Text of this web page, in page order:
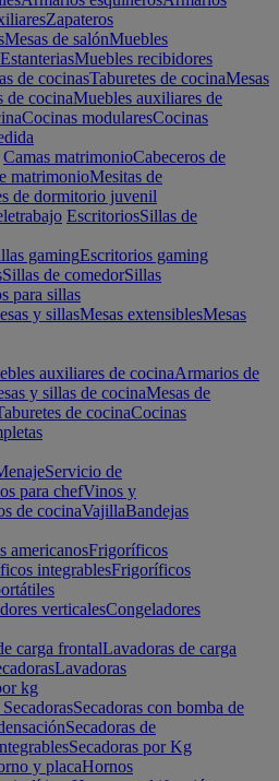
Zapateros
Mesas de salónMuebles
EstanteriasMuebles recibidores
de cocinasTaburetes de cocinaMesas
de cocinaMuebles auxiliares de
Cocinas modularesCocinas
Camas matrimonioCabeceros de
matrimonioMesitas de
de dormitorio juvenil
EscritoriosSillas de
gamingEscritorios gaming
Sillas de comedorSillas
para sillas
y sillasMesas extensiblesMesas
auxiliares de cocinaArmarios de
y sillas de cocinaMesas de
de cocinaCocinas
Servicio de
para chefVinos y
de cocinaVajillaBandejas
americanosFrigoríficos
integrablesFrigoríficos
verticalesCongeladores
carga frontalLavadoras de carga
Lavadoras
kg
Secadoras con bomba de
Secadoras de
Secadoras por Kg
y placaHornos